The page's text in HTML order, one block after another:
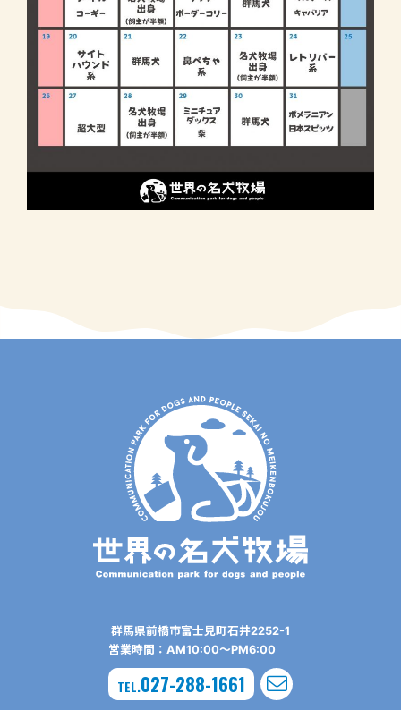
群⾺県前橋市富⼠⾒町⽯井2252-1
営業時間：AM10:00〜PM6:00
TEL.027-288-1661